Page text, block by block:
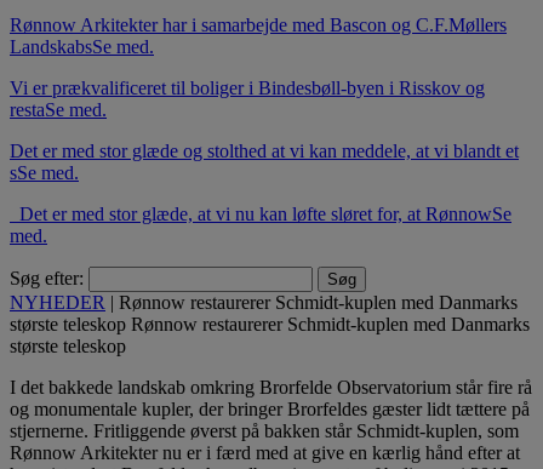
Rønnow Arkitekter har i samarbejde med Bascon og C.F.Møllers
LandskabsSe med.
Vi er prækvalificeret til boliger i Bindesbøll-byen i Risskov og
restaSe med.
Det er med stor glæde og stolthed at vi kan meddele, at vi blandt et
sSe med.
Det er med stor glæde, at vi nu kan løfte sløret for, at RønnowSe
med.
Søg efter:
NYHEDER | Rønnow restaurerer Schmidt-kuplen med Danmarks
største teleskop Rønnow restaurerer Schmidt-kuplen med Danmarks
største teleskop
I det bakkede landskab omkring Brorfelde Observatorium står fire rå
og monumentale kupler, der bringer Brorfeldes gæster lidt tættere på
stjernerne. Fritliggende øverst på bakken står Schmidt-kuplen, som
Rønnow Arkitekter nu er i færd med at give en kærlig hånd efter at